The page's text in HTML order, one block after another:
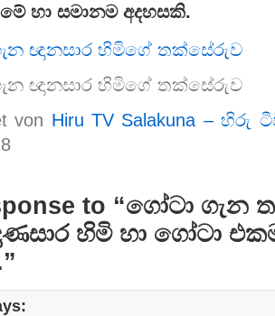
හා සමානම අදහසකි.
ඥානසාර හිමිගේ තක්සේරුව
ඥානසාර හිමිගේ තක්සේරුව
von Hiru TV Salakuna –
to “ගෝටා
හිමි හා ගෝටා